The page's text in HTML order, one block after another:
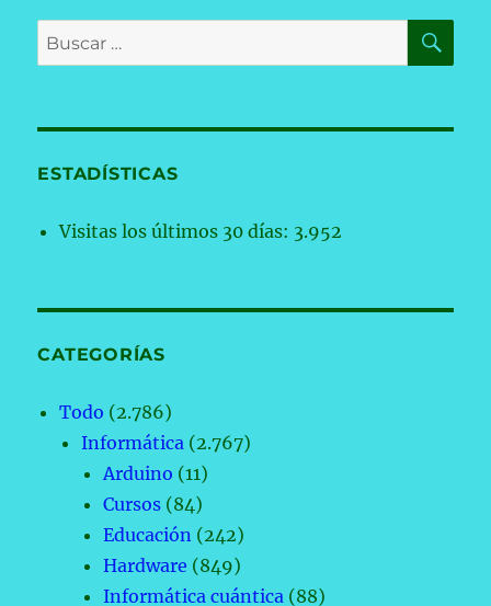
Buscar
por:
ESTADÍSTICAS
Visitas los últimos 30 días: 3.952
CATEGORÍAS
Todo (2.786)
Informática (2.767)
Arduino (11)
Cursos (84)
Educación (242)
Hardware (849)
Informática cuántica (88)